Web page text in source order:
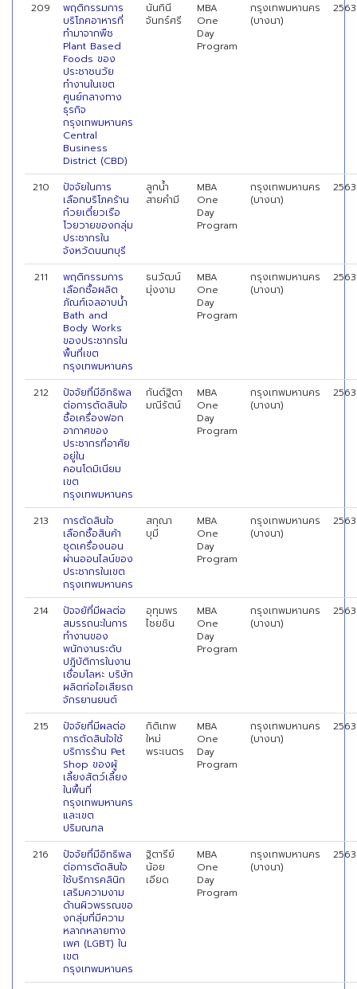
209
พฤติกรรมการ
บริโภคอาหารที่
ทำมาจากพืช
Plant Based
Foods ของ
ประชาชนวัย
ทำงานในเขต
ศูนย์กลางทาง
ธุรกิจ
กรุงเทพมหานคร
Central
Business
District (CBD)
นันทินี
จันทร์ศรี
MBA
One
Day
Program
กรุงเทพมหานคร
(บางนา)
2563
210
ปัจจัยในการ
เลือกบริโภคร้าน
ก๋วยเตี๋ยวเรือ
โวยวายของกลุ่ม
ประชากรใน
จังหวัดนนทบุรี
ลูกนํ้า
สายคํามี
MBA
One
Day
Program
กรุงเทพมหานคร
(บางนา)
2563
211
พฤติกรรมการ
เลือกซื้อผลิต
ภัณฑ์เจลอาบน้ำ
Bath and
Body Works
ของประชากรใน
พื้นที่เขต
กรุงเทพมหานคร
ธนวัฒน์
มุ่งงาม
MBA
One
Day
Program
กรุงเทพมหานคร
(บางนา)
2563
212
ปัจจัยที่มีอิทธิพล
ต่อการตัดสินใจ
ซื้อเครื่องฟอก
อากาศของ
ประชากรที่อาศัย
อยู่ใน
คอนโดมิเนียม
เขต
กรุงเทพมหานคร
กันต์ฐิตา
มณีรัตน์
MBA
One
Day
Program
กรุงเทพมหานคร
(บางนา)
2563
213
การตัดสินใจ
เลือกซื้อสินค้า
ชุดเครื่องนอน
ผ่านออนไลน์ของ
ประชากรในเขต
กรุงเทพมหานคร
สกุณา
บุมี
MBA
One
Day
Program
กรุงเทพมหานคร
(บางนา)
2563
214
ปัจจยัที่มีผลต่อ
สมรรถนะในการ
ทำงานของ
พนักงานระดับ
ปฎิบัติการในงาน
เชื่อมโลหะ บริษัท
ผลิตท่อไอเสียรถ
จักรยานยนต์
อุทุมพร
ไชยชิน
MBA
One
Day
Program
กรุงเทพมหานคร
(บางนา)
2563
215
ปัจจัยที่มีผลต่อ
การตัดสินใจใช้
บริการร้าน Pet
Shop ของผู้
เลี้ยงสัตว์เลี้ยง
ในพื้นที่
กรุงเทพมหานคร
และเขต
ปริมณฑล
กิติเทพ
ใหม่
พระเนตร
MBA
One
Day
Program
กรุงเทพมหานคร
(บางนา)
2563
216
ปัจจัยที่มีอิทธิพล
ต่อการตัดสินใจ
ใช้บริการคลินิก
เสริมความงาม
ด้านผิวพรรณขอ
งกลุ่มที่มีความ
หลากหลายทาง
เพศ (LGBT) ใน
เขต
กรุงเทพมหานคร
ฐิตารีย์
น้อย
เอียด
MBA
One
Day
Program
กรุงเทพมหานคร
(บางนา)
2563